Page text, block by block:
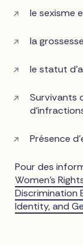
le sexisme
la grossesse
le statut
Survivants
Présence
Pour des
Women’s
Discrimination
Identity, and